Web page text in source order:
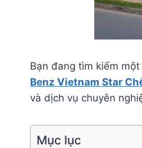
Bạn đang tìm kiếm
Benz Vietnam Star
và dịch vụ chuyên
Mục lục